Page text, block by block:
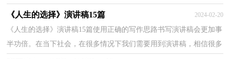
《人生的选择》演讲稿15篇 2024-02-20
《人生的选择》演讲稿15篇使用正确的写作思路书写演讲稿会更加事
半功倍。在当下社会，在很多情况下我们需要用到演讲稿，相信很多